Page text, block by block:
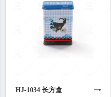
HJ-1034 长方盒